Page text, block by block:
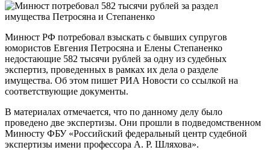
Минюст РФ потребовал взыскать с бывших супругов
юмористов Евгения Петросяна и Елены Степаненко
недостающие 582 тысячи рублей за одну из судебных
экспертиз, проведенных в рамках их дела о разделе
имущества. Об этом пишет РИА Новости со ссылкой на
соответствующие документы.
В материалах отмечается, что по данному делу было
проведено две экспертизы. Они прошли в подведомственном
Минюсту ФБУ «Российский федеральный центр судебной
экспертизы имени профессора А. Р. Шляхова».